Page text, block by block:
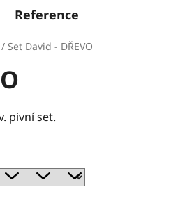
Reference
/ Set David - DŘEVO
pivní set.